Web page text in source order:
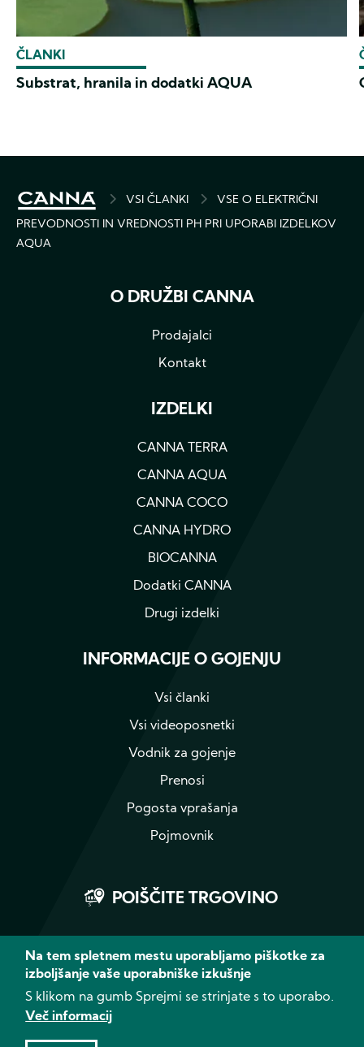
ČLANKI
Substrat, hranila in dodatki AQUA
BREADCRUMBVSI ČLANKI
VSE O ELEKTRIČNI
PREVODNOSTI IN VREDNOSTI PH PRI UPORABI IZDELKOV
AQUA
O DRUŽBI CANNA
Prodajalci
Kontakt
IZDELKI
CANNA TERRA
CANNA AQUA
CANNA COCO
CANNA HYDRO
BIOCANNA
Dodatki CANNA
Drugi izdelki
INFORMACIJE O GOJENJU
Vsi članki
Vsi videoposnetki
Vodnik za gojenje
Prenosi
Pogosta vprašanja
Pojmovnik
POIŠČITE TRGOVINO
Instagram
YouTube
© 2026 CANNA - Vse pravice pridržane
Izjava o zavrnitvi odgovornosti
Na tem spletnem mestu uporabljamo piškotke za
izboljšanje vaše uporabniške izkušnje
S klikom na gumb Sprejmi se strinjate s to uporabo.
Več informacij